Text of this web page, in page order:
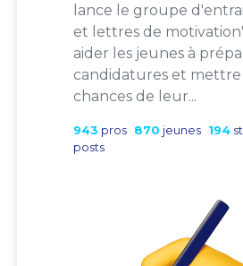
lance le groupe
et lettres de
aider les jeunes à
candidatures et
chances de leur...
943 pros 870 jeunes 194
posts